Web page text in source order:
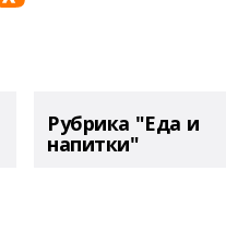
Рубрика "Еда и
напитки"